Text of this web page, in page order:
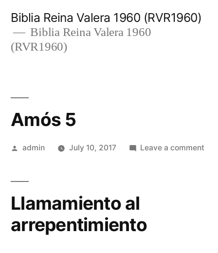
content
Biblia Reina Valera 1960 (RVR1960)
Biblia Reina Valera 1960
(RVR1960)
Amós 5
Posted
admin July 10, 2017 Leave a comment
Llamamiento al
arrepentimiento